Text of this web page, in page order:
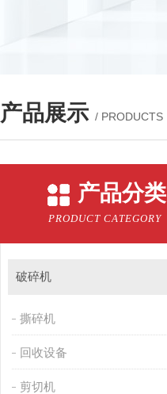
产品展示 / PRODUCTS
产品分类
PRODUCT CATEGORY
破碎机
撕碎机
回收设备
剪切机